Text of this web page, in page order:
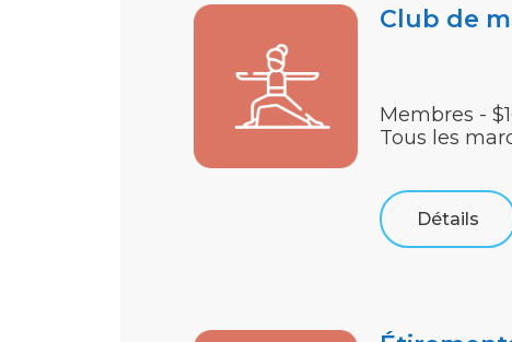
Club de
Tous les
Membres -
Détails